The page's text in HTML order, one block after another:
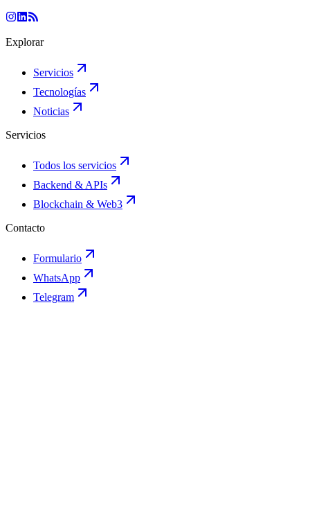
Explorar
Servicios
Tecnologías
Noticias
Servicios
Todos los servicios
Backend & APIs
Blockchain & Web3
Contacto
Formulario
WhatsApp
Telegram